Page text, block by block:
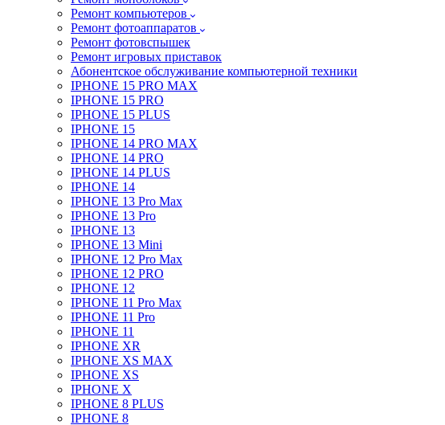
Ремонт компьютеров
Ремонт фотоаппаратов
Ремонт фотовспышек
Ремонт игровых приставок
Абонентское обслуживание компьютерной техники
IPHONE 15 PRO MAX
IPHONE 15 PRO
IPHONE 15 PLUS
IPHONE 15
IPHONE 14 PRO MAX
IPHONE 14 PRO
IPHONE 14 PLUS
IPHONE 14
IPHONE 13 Pro Max
IPHONE 13 Pro
IPHONE 13
IPHONE 13 Mini
IPHONE 12 Pro Max
IPHONE 12 PRO
IPHONE 12
IPHONE 11 Pro Max
IPHONE 11 Pro
IPHONE 11
IPHONE XR
IPHONE XS MAX
IPHONE XS
IPHONE X
IPHONE 8 PLUS
IPHONE 8